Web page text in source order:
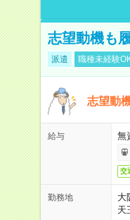
志望動機も
派遣 職種未経験
志望動
給与 無
交
勤務地
大
天